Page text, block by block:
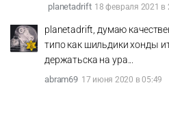
planetadrift 18 февраля 2021 в
planetadrift, думаю
типо как шильдики хонды
держатьска на ура...
abram69 17 июня 2020 в 05:49